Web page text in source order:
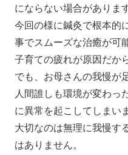
にならない場合があります
今回の様に鍼灸で根本的
事でスムーズな治癒が可
子育ての疲れが原因だか
でも、お母さんの我慢が
人間誰しも環境が変わっ
に異常を起こしてしまい
大切なのは無理に我慢す
はありません。